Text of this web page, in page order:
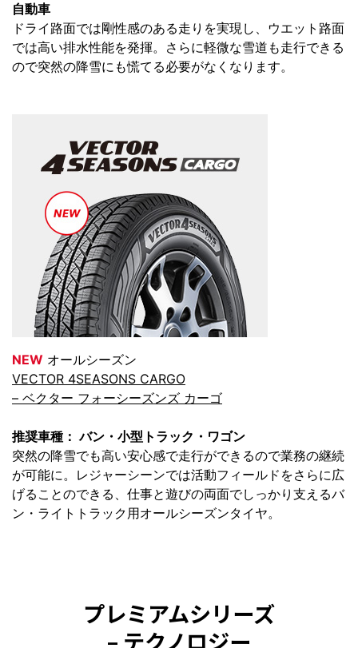
自動車
ドライ路面では剛性感のある走りを実現し、ウエット路面
では高い排水性能を発揮。さらに軽微な雪道も走行できる
ので突然の降雪にも慌てる必要がなくなります。
NEW オールシーズン
VECTOR 4SEASONS CARGO
– ベクター フォーシーズンズ カーゴ
推奨車種： バン・小型トラック・ワゴン
突然の降雪でも高い安心感で走行ができるので業務の継続
が可能に。レジャーシーンでは活動フィールドをさらに広
げることのできる、仕事と遊びの両面でしっかり支えるバ
ン・ライトトラック用オールシーズンタイヤ。
プレミアムシリーズ
– テクノロジー